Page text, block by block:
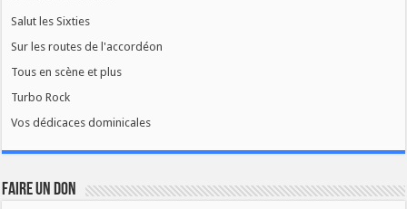
Salut les Sixties
Sur les routes de l'accordéon
Tous en scène et plus
Turbo Rock
Vos dédicaces dominicales
FAIRE UN DON